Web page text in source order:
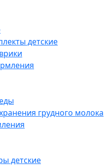
детские
грудного молока
детские